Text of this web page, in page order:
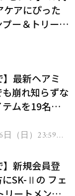
ケアにぴった
ー＆トリート
】最新ヘアミ
崩れ知らずな
ムを19名様
（日）23:59ま
】新規会員登
SK-Ⅱの フェ